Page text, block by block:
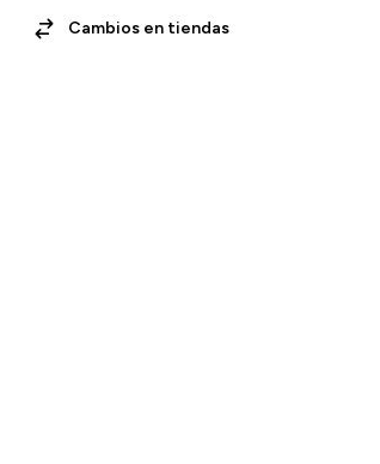
Cambios en tiendas